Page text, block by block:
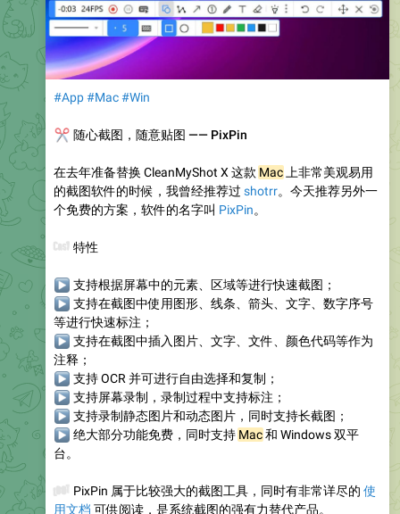
#App#Mac#Win
随心截图，随意贴图 —— PixPin
在去年准备替换 CleanMyShot X 这款 Mac上非常美观易用
的截图软件的时候，我曾经推荐过 shotrr。今天推荐另外一
个免费的方案，软件的名字叫 PixPin。
特性
支持根据屏幕中的元素、区域等进行快速截图；
支持在截图中使用图形、线条、箭头、文字、数字序号
等进行快速标注；
支持在截图中插入图片、文字、文件、颜色代码等作为
注释；
支持 OCR 并可进行自由选择和复制；
支持屏幕录制，录制过程中支持标注；
支持录制静态图片和动态图片，同时支持长截图；
绝大部分功能免费，同时支持 Mac和 Windows 双平
台。
PixPin 属于比较强大的截图工具，同时有非常详尽的 使
用文档 可供阅读，是系统截图的强有力替代产品。